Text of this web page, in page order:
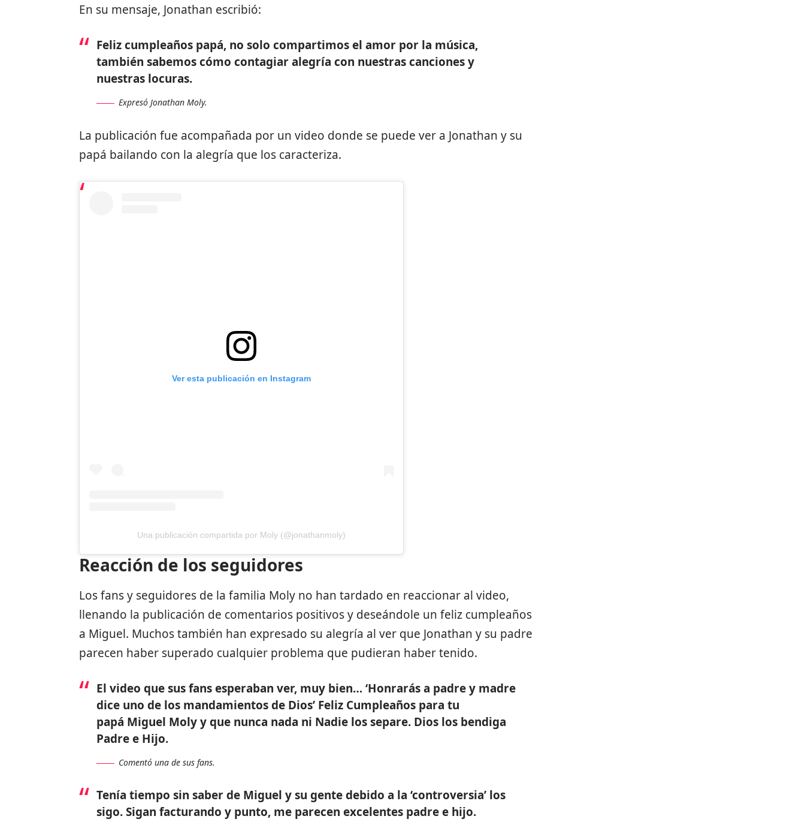
En su mensaje, Jonathan escribió:
Feliz cumpleaños papá, no solo compartimos el amor por la música,
también sabemos cómo contagiar alegría con nuestras canciones y
nuestras locuras.
Expresó Jonathan Moly.
La publicación fue acompañada por un video donde se puede ver a Jonathan y su
papá bailando con la alegría que los caracteriza.
Ver esta publicación en Instagram
Una publicación compartida por Moly (@jonathanmoly)
Reacción de los seguidores
Los fans y seguidores de la familia Moly no han tardado en reaccionar al video,
llenando la publicación de comentarios positivos y deseándole un feliz cumpleaños
a Miguel. Muchos también han expresado su alegría al ver que Jonathan y su padre
parecen haber superado cualquier problema que pudieran haber tenido.
El video que sus fans esperaban ver, muy bien… ‘Honrarás a padre y madre
dice uno de los mandamientos de Dios’ Feliz Cumpleaños para tu
papá Miguel Moly y que nunca nada ni Nadie los separe. Dios los bendiga
Padre e Hijo.
Comentó una de sus fans.
Tenía tiempo sin saber de Miguel y su gente debido a la ‘controversia’ los
sigo. Sigan facturando y punto, me parecen excelentes padre e hijo.